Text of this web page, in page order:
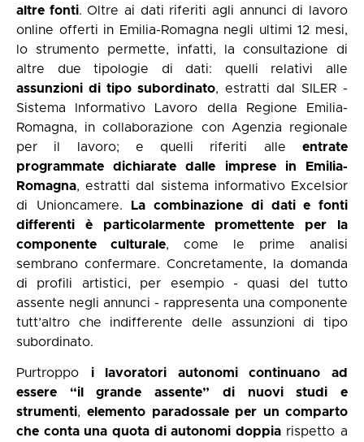
altre fonti. Oltre ai dati riferiti agli annunci di lavoro
online offerti in Emilia-Romagna negli ultimi 12 mesi,
lo strumento permette, infatti, la consultazione di
altre due tipologie di dati: quelli relativi alle
assunzioni di tipo subordinato, estratti dal SILER -
Sistema Informativo Lavoro della Regione Emilia-
Romagna, in collaborazione con Agenzia regionale
per il lavoro; e quelli riferiti alle entrate
programmate dichiarate dalle imprese in Emilia-
Romagna, estratti dal sistema informativo Excelsior
di Unioncamere.
La combinazione di dati e fonti
differenti è particolarmente promettente per la
componente culturale, come le prime analisi
sembrano confermare. Concretamente, la domanda
di profili artistici, per esempio - quasi del tutto
assente negli annunci - rappresenta una componente
tutt’altro che indifferente delle assunzioni di tipo
subordinato.
Purtroppo i lavoratori autonomi continuano ad
essere “il grande assente” di nuovi studi e
strumenti,elemento paradossale per un comparto
che conta una quota di autonomi doppiarispetto a